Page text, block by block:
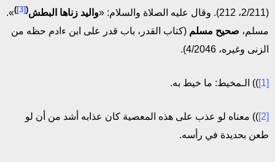
(2/211، 212). وقال عليه الصلاة والسلام: « واليد زناها البطش(
[3]
)
».
مسلم، صحيح مسلم (كتاب القدر، باب قدر على ابن ءادم حظه من
الزنى وغيره، 4/2046).
[1] )) الـمخيط: ما خيط به.
[2]
)) معناه لو عذب على هذه المعصية كان عذابه أشد من أن لو
طعن بحديدة في رأسه.